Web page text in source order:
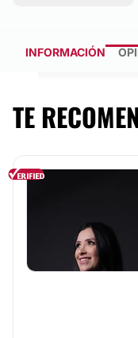
INFORMACIÓN
TE